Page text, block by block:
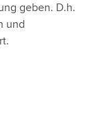
geben. D.h.
und